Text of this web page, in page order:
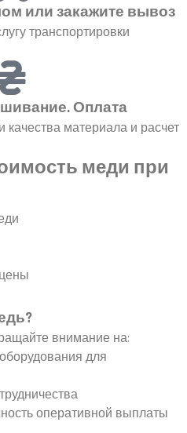
или закажите вывоз
транспортировки
Оплата
материала и расчет
меди при
внимание на:
для
оперативной выплаты